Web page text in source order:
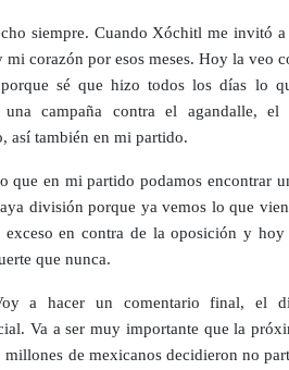
siempre. Cuando Xóchitl me invitó
mi corazón por esos meses. Hoy la veo
sé que hizo todos los días lo
una campaña contra el agandalle,
así también en mi partido.
que en mi partido podamos encontrar
división porque ya vemos lo que
exceso en contra de la oposición y
que nunca.
a hacer un comentario final, el
Va a ser muy importante que la
de mexicanos decidieron no